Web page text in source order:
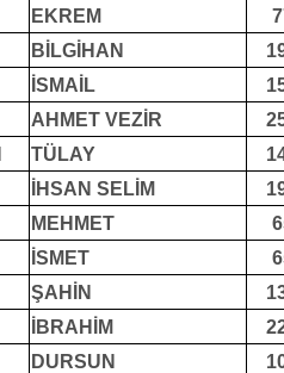
EKREM
BİLGİHAN
İSMAİL
AHMET VEZİR
TÜLAY
İHSAN SELİM
MEHMET
İSMET
ŞAHİN
İBRAHİM
DURSUN